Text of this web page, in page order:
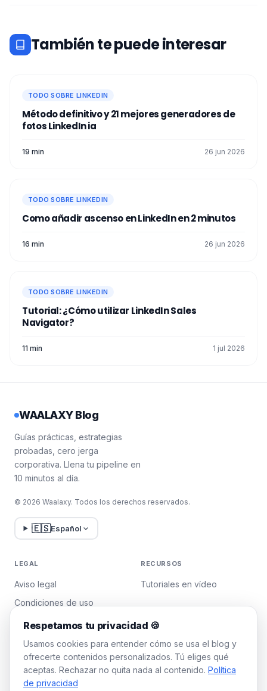
También te puede interesar
TODO SOBRE LINKEDIN
Método definitivo y 21 mejores generadores de
fotos LinkedIn ia​
19 min 26 jun 2026
TODO SOBRE LINKEDIN
Como añadir ascenso en LinkedIn en 2 minutos
16 min 26 jun 2026
TODO SOBRE LINKEDIN
Tutorial: ¿Cómo utilizar LinkedIn Sales
Navigator?
11 min 1 jul 2026
WAALAXY Blog
Guías prácticas, estrategias
probadas, cero jerga
corporativa. Llena tu pipeline en
10 minutos al día.
© 2026 Waalaxy. Todos los derechos reservados.
🇪🇸Español
LEGAL
Aviso legal
Condiciones de uso
Política de privacidad
Gestionar cookies
RECURSOS
Tutoriales en vídeo
WAALAXY
Respetamos tu privacidad 🍪
Usamos cookies para entender cómo se usa el blog y
ofrecerte contenidos personalizados. Tú eliges qué
aceptas. Rechazar no quita nada al contenido. Política
de privacidad